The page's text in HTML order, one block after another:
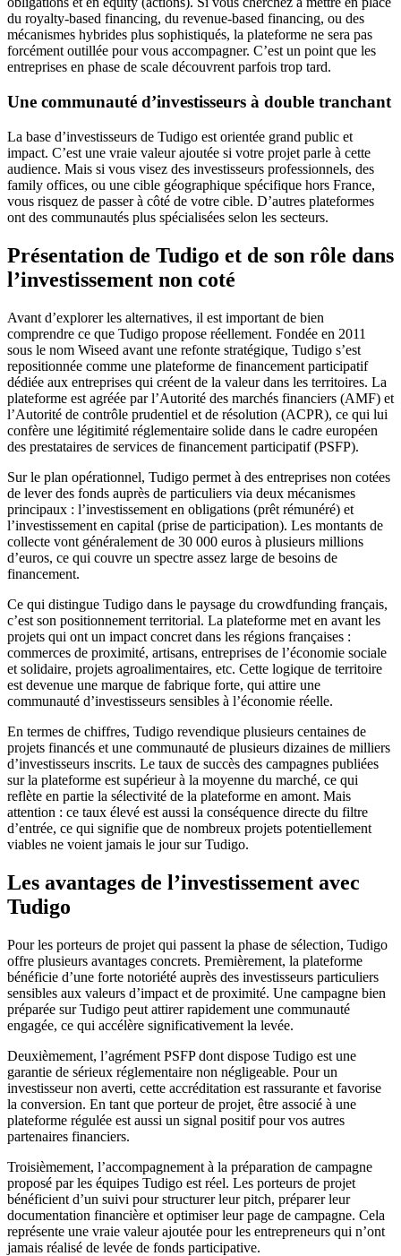
du royalty-based financing, du revenue-based financing, ou des
mécanismes hybrides plus sophistiqués, la plateforme ne sera pas
forcément outillée pour vous accompagner. C’est un point que les
entreprises en phase de scale découvrent parfois trop tard.
Une communauté d’investisseurs à double tranchant
La base d’investisseurs de Tudigo est orientée grand public et
impact. C’est une vraie valeur ajoutée si votre projet parle à cette
audience. Mais si vous visez des investisseurs professionnels, des
family offices, ou une cible géographique spécifique hors France,
vous risquez de passer à côté de votre cible. D’autres plateformes
ont des communautés plus spécialisées selon les secteurs.
Présentation de Tudigo et de son rôle dans
l’investissement non coté
Avant d’explorer les alternatives, il est important de bien
comprendre ce que Tudigo propose réellement. Fondée en 2011
sous le nom Wiseed avant une refonte stratégique, Tudigo s’est
repositionnée comme une plateforme de financement participatif
dédiée aux entreprises qui créent de la valeur dans les territoires. La
plateforme est agréée par l’Autorité des marchés financiers (AMF) et
l’Autorité de contrôle prudentiel et de résolution (ACPR), ce qui lui
confère une légitimité réglementaire solide dans le cadre européen
des prestataires de services de financement participatif (PSFP).
Sur le plan opérationnel, Tudigo permet à des entreprises non cotées
de lever des fonds auprès de particuliers via deux mécanismes
principaux : l’investissement en obligations (prêt rémunéré) et
l’investissement en capital (prise de participation). Les montants de
collecte vont généralement de 30 000 euros à plusieurs millions
d’euros, ce qui couvre un spectre assez large de besoins de
financement.
Ce qui distingue Tudigo dans le paysage du crowdfunding français,
c’est son positionnement territorial. La plateforme met en avant les
projets qui ont un impact concret dans les régions françaises :
commerces de proximité, artisans, entreprises de l’économie sociale
et solidaire, projets agroalimentaires, etc. Cette logique de territoire
est devenue une marque de fabrique forte, qui attire une
communauté d’investisseurs sensibles à l’économie réelle.
En termes de chiffres, Tudigo revendique plusieurs centaines de
projets financés et une communauté de plusieurs dizaines de milliers
d’investisseurs inscrits. Le taux de succès des campagnes publiées
sur la plateforme est supérieur à la moyenne du marché, ce qui
reflète en partie la sélectivité de la plateforme en amont. Mais
attention : ce taux élevé est aussi la conséquence directe du filtre
d’entrée, ce qui signifie que de nombreux projets potentiellement
viables ne voient jamais le jour sur Tudigo.
Les avantages de l’investissement avec
Tudigo
Pour les porteurs de projet qui passent la phase de sélection, Tudigo
offre plusieurs avantages concrets. Premièrement, la plateforme
bénéficie d’une forte notoriété auprès des investisseurs particuliers
sensibles aux valeurs d’impact et de proximité. Une campagne bien
préparée sur Tudigo peut attirer rapidement une communauté
engagée, ce qui accélère significativement la levée.
Deuxièmement, l’agrément PSFP dont dispose Tudigo est une
garantie de sérieux réglementaire non négligeable. Pour un
investisseur non averti, cette accréditation est rassurante et favorise
la conversion. En tant que porteur de projet, être associé à une
plateforme régulée est aussi un signal positif pour vos autres
partenaires financiers.
Troisièmement, l’accompagnement à la préparation de campagne
proposé par les équipes Tudigo est réel. Les porteurs de projet
bénéficient d’un suivi pour structurer leur pitch, préparer leur
documentation financière et optimiser leur page de campagne. Cela
représente une vraie valeur ajoutée pour les entrepreneurs qui n’ont
jamais réalisé de levée de fonds participative.